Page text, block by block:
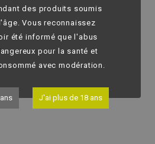
des produits soumis
Vous reconnaissez
été informé que l'abus
pour la santé et
avec modération.
J'ai plus de 18 ans